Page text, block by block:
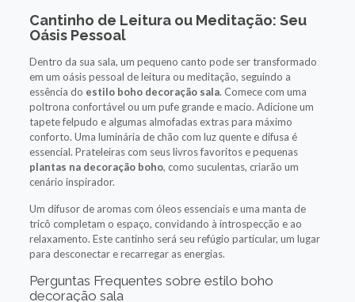
Cantinho de Leitura ou Meditação: Seu
Oásis Pessoal
Dentro da sua sala, um pequeno canto pode ser transformado
em um oásis pessoal de leitura ou meditação, seguindo a
essência do estilo boho decoração sala. Comece com uma
poltrona confortável ou um pufe grande e macio. Adicione um
tapete felpudo e algumas almofadas extras para máximo
conforto. Uma luminária de chão com luz quente e difusa é
essencial. Prateleiras com seus livros favoritos e pequenas
plantas na decoração boho, como suculentas, criarão um
cenário inspirador.
Um difusor de aromas com óleos essenciais e uma manta de
tricô completam o espaço, convidando à introspecção e ao
relaxamento. Este cantinho será seu refúgio particular, um lugar
para desconectar e recarregar as energias.
Perguntas Frequentes sobre estilo boho
decoração sala